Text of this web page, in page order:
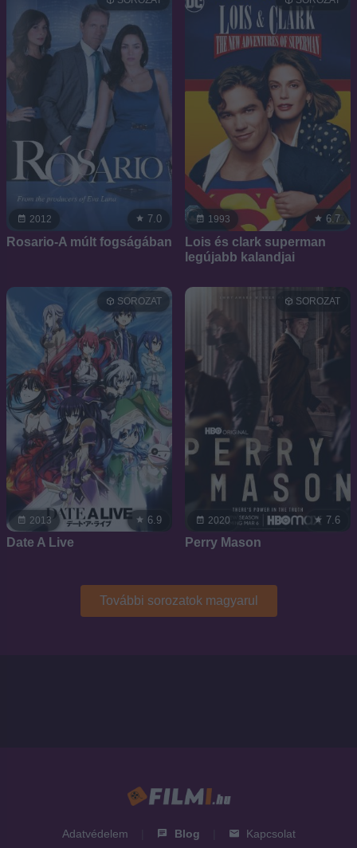
2012 7.0
Rosario-A múlt fogságában
1993 6.7
Lois és clark superman
legújabb kalandjai
2013
SOROZAT
6.9
Date A Live
2020
SOROZAT
7.6
Perry Mason
További sorozatok magyarul
Adatvédelem Blog Kapcsolat